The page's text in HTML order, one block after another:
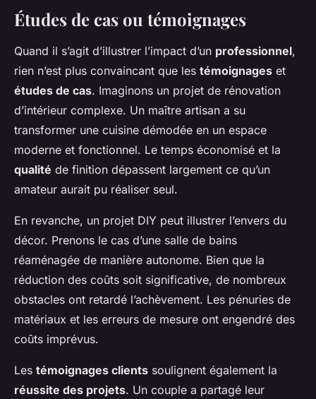
Études de cas ou témoignages
Quand il s’agit d’illustrer l’impact d’un professionnel,
rien n’est plus convaincant que les témoignages et
études de cas. Imaginons un projet de rénovation
d’intérieur complexe. Un maître artisan a su
transformer une cuisine démodée en un espace
moderne et fonctionnel. Le temps économisé et la
qualité de finition dépassent largement ce qu’un
amateur aurait pu réaliser seul.
En revanche, un projet DIY peut illustrer l’envers du
décor. Prenons le cas d’une salle de bains
réaménagée de manière autonome. Bien que la
réduction des coûts soit significative, de nombreux
obstacles ont retardé l’achèvement. Les pénuries de
matériaux et les erreurs de mesure ont engendré des
coûts imprévus.
Les témoignages clients soulignent également la
réussite des projets. Un couple a partagé leur